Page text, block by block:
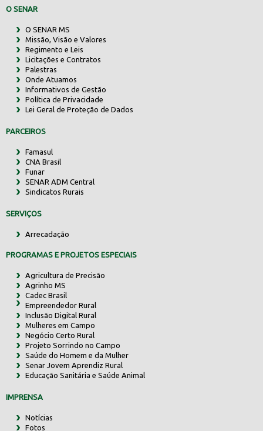
O SENAR
O SENAR MS
Missão, Visão e Valores
Regimento e Leis
Licitações e Contratos
Palestras
Onde Atuamos
Informativos de Gestão
Política de Privacidade
Lei Geral de Proteção de Dados
PARCEIROS
Famasul
CNA Brasil
Funar
SENAR ADM Central
Sindicatos Rurais
SERVIÇOS
Arrecadação
PROGRAMAS E PROJETOS ESPECIAIS
Agricultura de Precisão
Agrinho MS
Cadec Brasil
Empreendedor Rural
Inclusão Digital Rural
Mulheres em Campo
Negócio Certo Rural
Projeto Sorrindo no Campo
Saúde do Homem e da Mulher
Senar Jovem Aprendiz Rural
Educação Sanitária e Saúde Animal
IMPRENSA
Notícias
Fotos